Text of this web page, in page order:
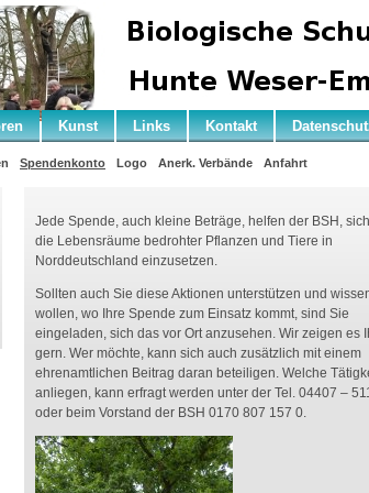
Kunst Links Kontakt
Spendenkonto Logo Anerk. Verbände Anfahrt
Jede Spende, auch kleine Beträge, helfen der BSH,
die Lebensräume bedrohter Pflanzen und Tiere in
Norddeutschland einzusetzen.
Sollten auch Sie diese Aktionen unterstützen und
wollen, wo Ihre Spende zum Einsatz kommt, sind Sie
eingeladen, sich das vor Ort anzusehen. Wir zeigen es
gern. Wer möchte, kann sich auch zusätzlich mit einem
ehrenamtlichen Beitrag daran beteiligen. Welche
anliegen, kann erfragt werden unter der Tel. 04407 –
oder beim Vorstand der BSH 0170 807 157 0.